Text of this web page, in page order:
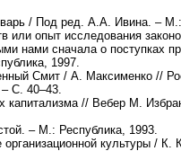
/ Под ред. А.А. Ивина. –
или опыт исследования
нами сначала о поступках
1997.
Смит / А. Максименко //
C. 40–43.
капитализма // Вебер М.
– М.: Республика, 1993.
организационной культуры /